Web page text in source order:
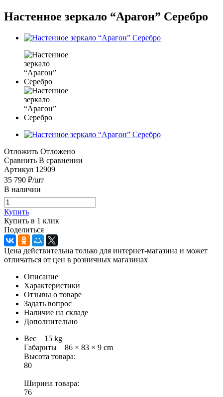
Настенное зеркало “Арагон” Серебро
Отложить Отложено
Сравнить В сравнении
Артикул 12909
35 790 ₽/шт
В наличии
Купить
Купить в 1 клик
Поделиться
Цена действительна только для интернет-магазина и может
отличаться от цен в розничных магазинах
Описание
Характеристики
Отзывы о товаре
Задать вопрос
Наличие на складе
Дополнительно
Вес 15 kg
Габариты 86 × 83 × 9 cm
Высота товара:
80
Ширина товара:
76